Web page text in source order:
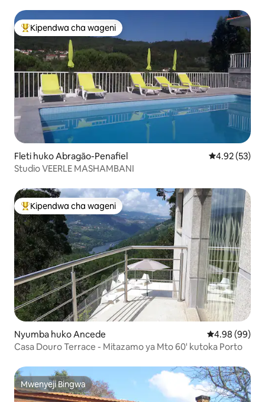
Kipendwa maarufu cha wageni
Kipendwa cha wageni
Fleti huko Abragão-Penafiel Ukadiriaji wa
4.92 (53)
Studio VEERLE MASHAMBANI
Kipendwa maarufu cha wageni
Kipendwa cha wageni
Nyumba huko Ancede Ukadiriaji wa
4.98 (99)
Casa Douro Terrace - Mitazamo ya Mto 60' kutoka Porto
Mwenyeji Bingwa
Mwenyeji Bingwa